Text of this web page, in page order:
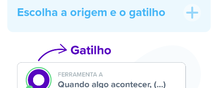
Escolha a origem e o gatilho